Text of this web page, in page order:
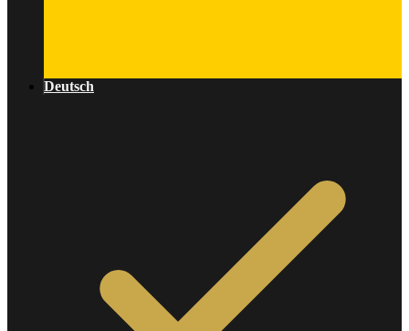
Deutsch